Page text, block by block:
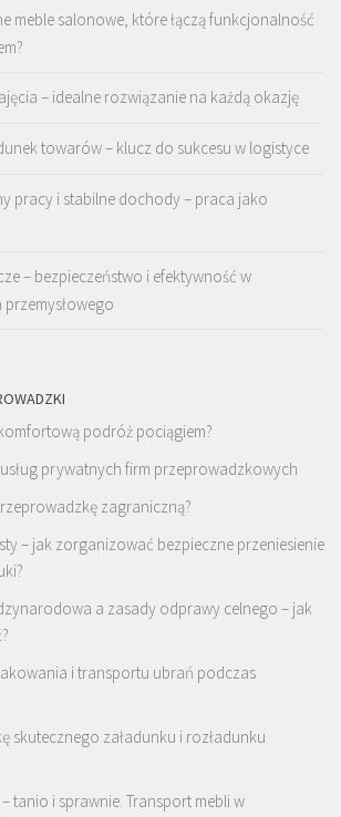
meble salonowe, które łączą funkcjonalność
– idealne rozwiązanie na każdą okazję
towarów – klucz do sukcesu w logistyce
pracy i stabilne dochody – praca jako
– bezpieczeństwo i efektywność w
podróż pociągiem?
prywatnych firm przeprowadzkowych
zagraniczną?
– jak zorganizować bezpieczne przeniesienie
a zasady odprawy celnego – jak
i transportu ubrań podczas
skutecznego załadunku i rozładunku
tanio i sprawnie. Transport mebli w